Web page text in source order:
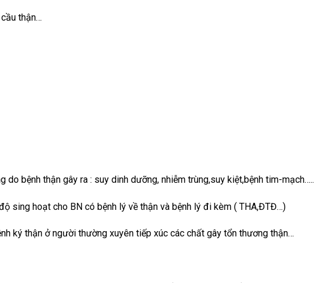
thận…
do bệnh thận gây ra : suy dinh dưỡng, nhiễm trùng,suy kiệt,bệnh tim-mạch…..
sing hoạt cho BN có bệnh lý về thận và bệnh lý đi kèm ( THA,ĐTĐ…)
ký thận ở người thường xuyên tiếp xúc các chất gây tổn thương thận…